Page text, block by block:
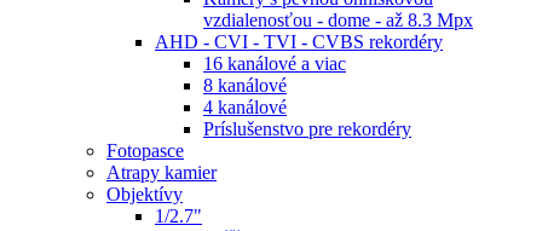
vzdialenosťou - dome - až 8.3 Mpx
AHD - CVI - TVI - CVBS rekordéry
16 kanálové a viac
8 kanálové
4 kanálové
Príslušenstvo pre rekordéry
Fotopasce
Atrapy kamier
Objektívy
1/2.7"